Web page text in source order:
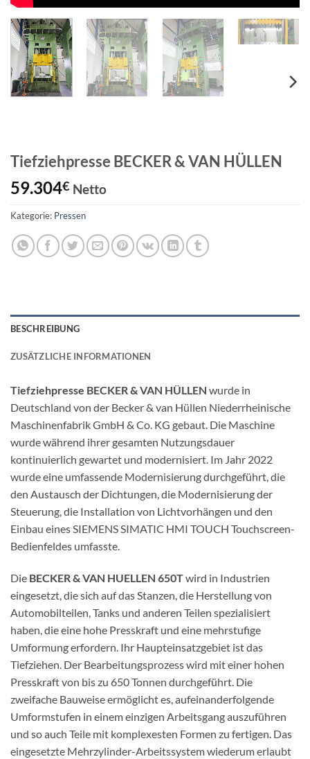
Tiefziehpresse BECKER & VAN HÜLLEN
59.304€ Netto
Kategorie: Pressen
BESCHREIBUNG
ZUSÄTZLICHE INFORMATIONEN
Tiefziehpresse BECKER & VAN HÜLLEN wurde in
Deutschland von der Becker & van Hüllen Niederrheinische
Maschinenfabrik GmbH & Co. KG gebaut. Die Maschine
wurde während ihrer gesamten Nutzungsdauer
kontinuierlich gewartet und modernisiert. Im Jahr 2022
wurde eine umfassende Modernisierung durchgeführt, die
den Austausch der Dichtungen, die Modernisierung der
Steuerung, die Installation von Lichtvorhängen und den
Einbau eines SIEMENS SIMATIC HMI TOUCH Touchscreen-
Bedienfeldes umfasste.
Die BECKER & VAN HUELLEN 650Twird in Industrien
eingesetzt, die sich auf das Stanzen, die Herstellung von
Automobilteilen, Tanks und anderen Teilen spezialisiert
haben, die eine hohe Presskraft und eine mehrstufige
Umformung erfordern. Ihr Haupteinsatzgebiet ist das
Tiefziehen. Der Bearbeitungsprozess wird mit einer hohen
Presskraft von bis zu 650 Tonnen durchgeführt. Die
zweifache Bauweise ermöglicht es, aufeinanderfolgende
Umformstufen in einem einzigen Arbeitsgang auszuführen
und so auch Teile mit komplexesten Formen zu fertigen. Das
eingesetzte Mehrzylinder-Arbeitssystem wiederum erlaubt